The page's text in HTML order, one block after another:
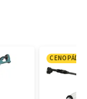
CENOPÁD